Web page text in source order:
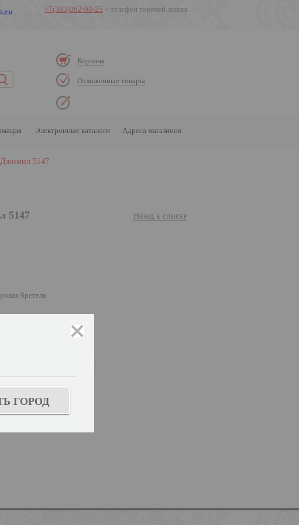
+7(383)362-08-25 – телефон горячей линии
Корзина
Отложенные товары
Электронные каталоги Адреса магазинов
5147
Назад к списку
5147
бретель.
ГОРОД